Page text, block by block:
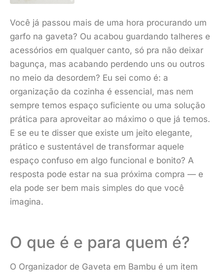
Você já passou mais de uma hora procurando um
garfo na gaveta? Ou acabou guardando talheres e
acessórios em qualquer canto, só pra não deixar
bagunça, mas acabando perdendo uns ou outros
no meio da desordem? Eu sei como é: a
organização da cozinha é essencial, mas nem
sempre temos espaço suficiente ou uma solução
prática para aproveitar ao máximo o que já temos.
E se eu te disser que existe um jeito elegante,
prático e sustentável de transformar aquele
espaço confuso em algo funcional e bonito? A
resposta pode estar na sua próxima compra — e
ela pode ser bem mais simples do que você
imagina.
O que é e para quem é?
O Organizador de Gaveta em Bambu é um item